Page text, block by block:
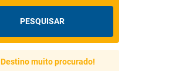
PESQUISAR
Destino muito procurado!